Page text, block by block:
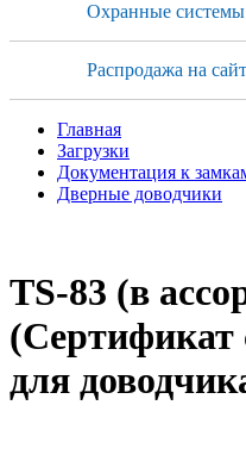
Охранные системы
Распродажа на
Главная
Загрузки
Документация к
Дверные доводчики
TS-83 (в
(Сертификат
для